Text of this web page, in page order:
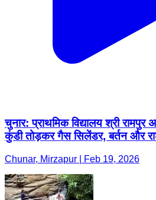
चुनार: प्राथमिक विद्यालय श्री रामपुर
कुंडी तोड़कर गैस सिलेंडर, बर्तन और
Chunar, Mirzapur | Feb 19, 2026